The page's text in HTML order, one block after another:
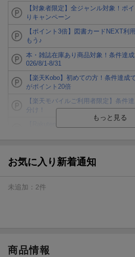
【対象者限定】全ジャンル対象！ポ
りキャンペーン
【ポイント3倍】図書カードNEXT利
もう♪
本・雑誌在庫あり商品対象！条件達
026/8/1-8/31
【楽天Kobo】初めての方！条件達成
がポイント20倍
【楽天モバイルご利用者限定】条件
分け！
が当たる！
楽天モバイル紹介キャンペーンの拡
条件達成で楽天限定・宝塚歌劇 宙組
お気に入り新着通知
未追加： 2件
商品情報